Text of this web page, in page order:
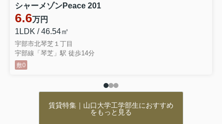
シャーメゾンPeace 201
6.6万円
1LDK / 46.54㎡
宇部市北琴芝１丁目
宇部線「琴芝」駅 徒歩14分
敷0
賃貸特集｜山口大学工学部生におすすめ
をもっと見る